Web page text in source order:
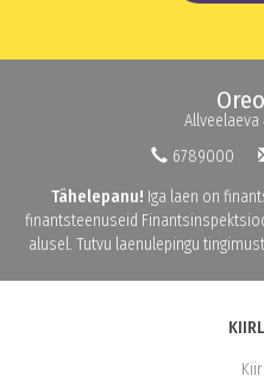
Allveelaeva
6789000
Tähelepanu! Iga laen on
finantsteenuseid
alusel. Tutvu laenulepingu